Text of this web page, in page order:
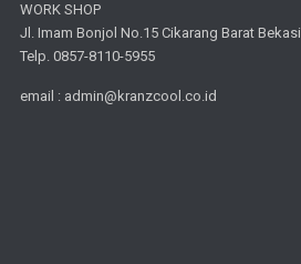
WORK SHOP
Jl. Imam Bonjol No.15 Cikarang Barat Bekasi
Telp. 0857-8110-5955
email : admin@kranzcool.co.id